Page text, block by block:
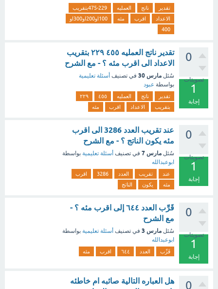
تقدير ناتج العمليه
475-229بتقريب
الاعداد
اقرب مئه
100او200او300او
400
0
تصويتات
1
إجابة
تقدير ناتج العمليه ٤٥٥ ٢٢٩ بتقريب
الاعداد الى اقرب مئه ؟ - مع الشرح
سُئل مارس 30 في تصنيف أسئلة تعليمية
بواسطة عبود
تقدير ناتج العمليه ٤٥٥
٢٢٩
بتقريب
الاعداد اقرب مئه
0
تصويتات
1
إجابة
عند تقريب العدد 3286 الى اقرب
مئه يكون الناتج ؟ - مع الشرح
سُئل مارس 7 في تصنيف أسئلة تعليمية بواسطة
ابوعبدالله
عند تقريب العدد 3286
اقرب
مئه
يكون الناتج
0
تصويتات
1
إجابة
قَرِّب العدد ٦٤٤ إلى اقرب مئه ؟ -
مع الشرح
سُئل مارس 3 في تصنيف أسئلة تعليمية بواسطة
ابوعبدالله
قَرِّب العدد ٦٤٤ اقرب مئه
0
هل العباره التالية صائبه ام خاطئه